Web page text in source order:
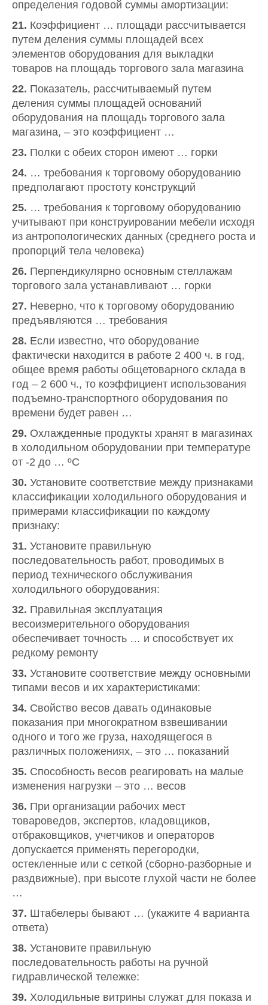
определения годовой суммы амортизации:
21. Коэффициент … площади рассчитывается
путем деления суммы площадей всех
элементов оборудования для выкладки
товаров на площадь торгового зала магазина
22. Показатель, рассчитываемый путем
деления суммы площадей оснований
оборудования на площадь торгового зала
магазина, – это коэффициент …
23. Полки с обеих сторон имеют … горки
24. … требования к торговому оборудованию
предполагают простоту конструкций
25. … требования к торговому оборудованию
учитывают при конструировании мебели исходя
из антропологических данных (среднего роста и
пропорций тела человека)
26. Перпендикулярно основным стеллажам
торгового зала устанавливают … горки
27. Неверно, что к торговому оборудованию
предъявляются … требования
28. Если известно, что оборудование
фактически находится в работе 2 400 ч. в год,
общее время работы общетоварного склада в
год – 2 600 ч., то коэффициент использования
подъемно-транспортного оборудования по
времени будет равен …
29. Охлажденные продукты хранят в магазинах
в холодильном оборудовании при температуре
от -2 до … ºС
30. Установите соответствие между признаками
классификации холодильного оборудования и
примерами классификации по каждому
признаку:
31. Установите правильную
последовательность работ, проводимых в
период технического обслуживания
холодильного оборудования:
32. Правильная эксплуатация
весоизмерительного оборудования
обеспечивает точность … и способствует их
редкому ремонту
33. Установите соответствие между основными
типами весов и их характеристиками:
34. Свойство весов давать одинаковые
показания при многократном взвешивании
одного и того же груза, находящегося в
различных положениях, – это … показаний
35. Способность весов реагировать на малые
изменения нагрузки – это … весов
36. При организации рабочих мест
товароведов, экспертов, кладовщиков,
отбраковщиков, учетчиков и операторов
допускается применять перегородки,
остекленные или с сеткой (сборно-разборные и
раздвижные), при высоте глухой части не более
…
37. Штабелеры бывают … (укажите 4 варианта
ответа)
38. Установите правильную
последовательность работы на ручной
гидравлической тележке:
39. Холодильные витрины служат для показа и